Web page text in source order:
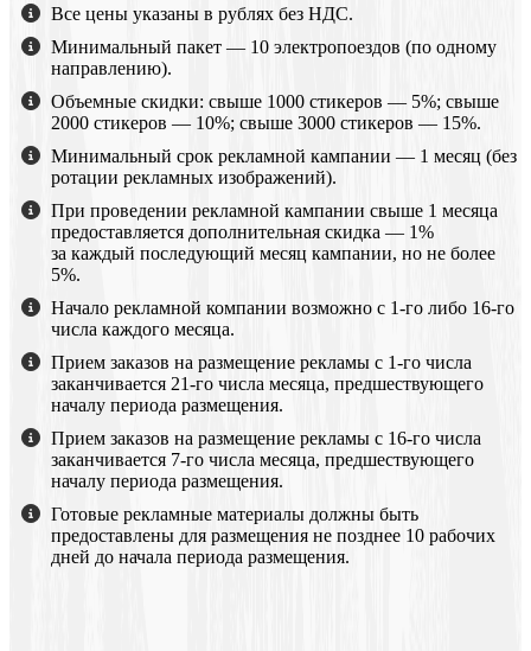
Все цены указаны в рублях без НДС.
Минимальный пакет — 10 электропоездов (по одному
направлению).
Объемные скидки: свыше 1000 стикеров — 5%; свыше
2000 стикеров — 10%; свыше 3000 стикеров — 15%.
Минимальный срок рекламной кампании — 1 месяц (без
ротации рекламных изображений).
При проведении рекламной кампании свыше 1 месяца
предоставляется дополнительная скидка — 1%
за каждый последующий месяц кампании, но не более
5%.
Начало рекламной компании возможно с 1-го либо 16-го
числа каждого месяца.
Прием заказов на размещение рекламы с 1-го числа
заканчивается 21-го числа месяца, предшествующего
началу периода размещения.
Прием заказов на размещение рекламы с 16-го числа
заканчивается 7-го числа месяца, предшествующего
началу периода размещения.
Готовые рекламные материалы должны быть
предоставлены для размещения не позднее 10 рабочих
дней до начала периода размещения.